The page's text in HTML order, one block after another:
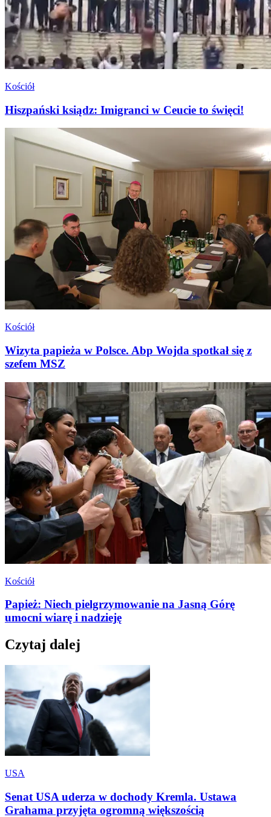
Kościół
Hiszpański ksiądz: Imigranci w Ceucie to święci!
Kościół
Wizyta papieża w Polsce. Abp Wojda spotkał się z
szefem MSZ
Kościół
Papież: Niech pielgrzymowanie na Jasną Górę
umocni wiarę i nadzieję
Czytaj dalej
USA
Senat USA uderza w dochody Kremla. Ustawa
Grahama przyjęta ogromną większością